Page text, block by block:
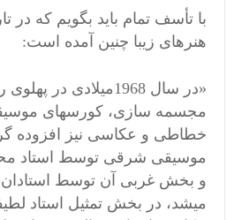
با تأسف تمام باید بگویم که
هنرهای زیبا چنین آمده است:
«در سال 1968میلادی
مجسمه سازی، کورسهای
خطاطی و عکاسی نیز افزوده
موسیقی شرقی توسط استاد
و بخش غربی آن توسط استادان
میشد، در بخش تمثیل استاد